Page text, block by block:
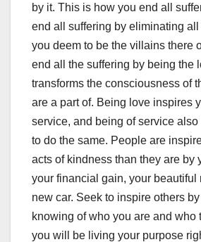
by it. This is how you end all
end all suffering by eliminating
you deem to be the villains there
end all the suffering by being the
transforms the consciousness of
are a part of. Being love inspires
service, and being of service
to do the same. People are
acts of kindness than they are by
your financial gain, your beautiful
new car. Seek to inspire others
knowing of who you are and who
you will be living your purpose